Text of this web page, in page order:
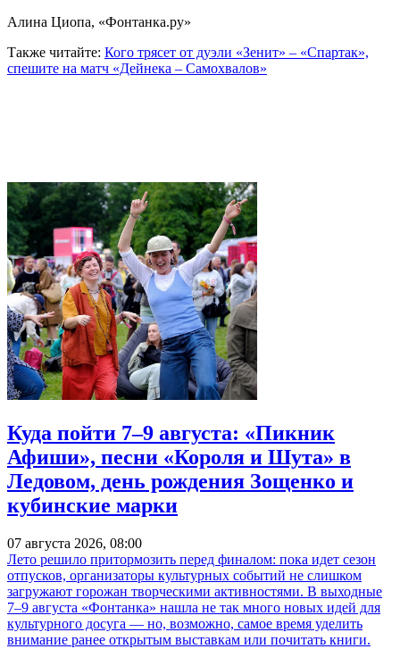
Алина Циопа, «Фонтанка.ру»
Также читайте: Кого трясет от дуэли «Зенит» – «Спартак»,
спешите на матч «Дейнека – Самохвалов»
Куда пойти 7–9 августа: «Пикник
Афиши», песни «Короля и Шута» в
Ледовом, день рождения Зощенко и
кубинские марки
07 августа 2026, 08:00
Лето решило притормозить перед финалом: пока идет сезон
отпусков, организаторы культурных событий не слишком
загружают горожан творческими активностями. В выходные
7–9 августа «Фонтанка» нашла не так много новых идей для
культурного досуга — но, возможно, самое время уделить
внимание ранее открытым выставкам или почитать книги.